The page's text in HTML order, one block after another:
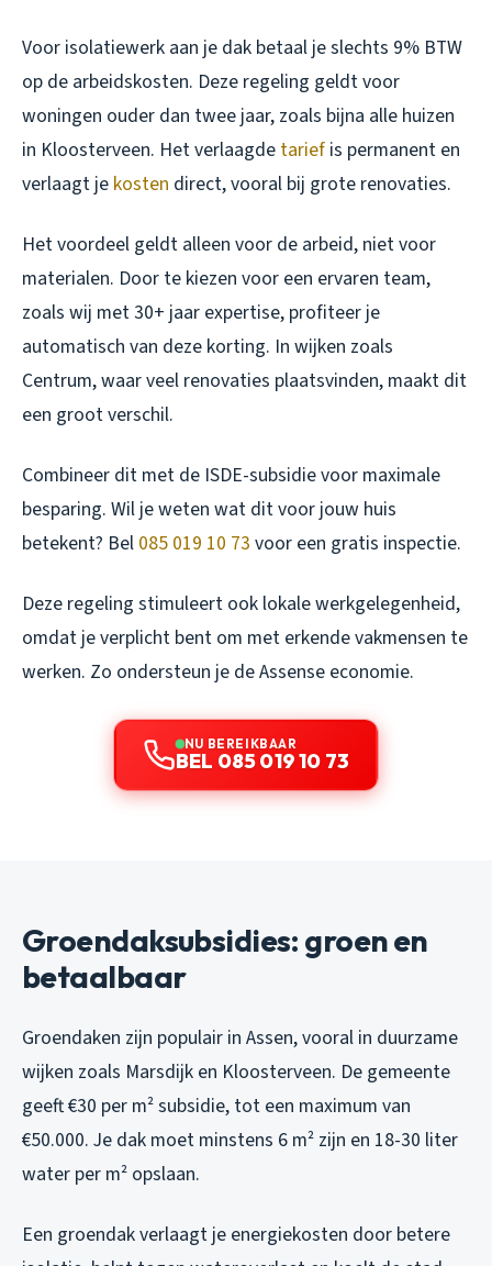
Voor isolatiewerk aan je dak betaal je slechts 9% BTW
op de arbeidskosten. Deze regeling geldt voor
woningen ouder dan twee jaar, zoals bijna alle huizen
in Kloosterveen. Het verlaagde tarief is permanent en
verlaagt je kosten direct, vooral bij grote renovaties.
Het voordeel geldt alleen voor de arbeid, niet voor
materialen. Door te kiezen voor een ervaren team,
zoals wij met 30+ jaar expertise, profiteer je
automatisch van deze korting. In wijken zoals
Centrum, waar veel renovaties plaatsvinden, maakt dit
een groot verschil.
Combineer dit met de ISDE-subsidie voor maximale
besparing. Wil je weten wat dit voor jouw huis
betekent? Bel 085 019 10 73 voor een gratis inspectie.
Deze regeling stimuleert ook lokale werkgelegenheid,
omdat je verplicht bent om met erkende vakmensen te
werken. Zo ondersteun je de Assense economie.
NU BEREIKBAAR
BEL 085 019 10 73
Groendaksubsidies: groen en
betaalbaar
Groendaken zijn populair in Assen, vooral in duurzame
wijken zoals Marsdijk en Kloosterveen. De gemeente
geeft €30 per m² subsidie, tot een maximum van
€50.000. Je dak moet minstens 6 m² zijn en 18-30 liter
water per m² opslaan.
Een groendak verlaagt je energiekosten door betere